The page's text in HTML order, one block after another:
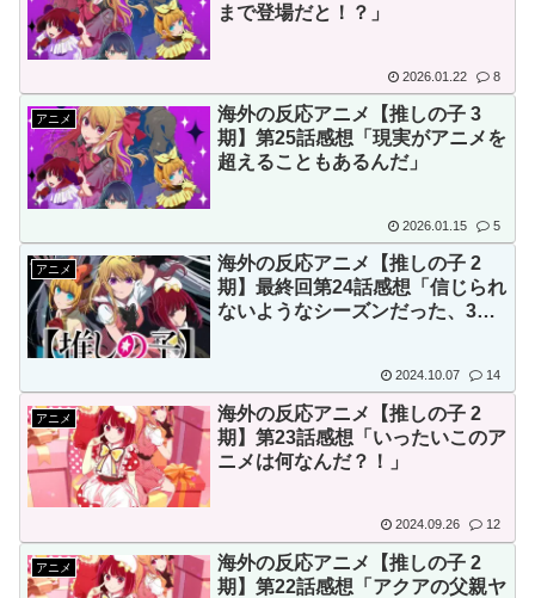
まで登場だと！？」
2026.01.22 8
アニメ
海外の反応アニメ【推しの子 3
期】第25話感想「現実がアニメを
超えることもあるんだ」
2026.01.15 5
アニメ
海外の反応アニメ【推しの子 2
期】最終回第24話感想「信じられ
ないようなシーズンだった、3期
2024.10.07 14
アニメ
海外の反応アニメ【推しの子 2
期】第23話感想「いったいこのア
ニメは何なんだ？！」
2024.09.26 12
アニメ
海外の反応アニメ【推しの子 2
期】第22話感想「アクアの父親ヤ